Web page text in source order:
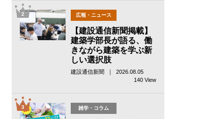
2 広報・ニュース
【建設通信新聞掲載】
建築学部長が語る、働
きながら建築を学ぶ新
しい選択肢
建設通信新聞 ｜ 2026.08.05
140 View
3 雑学・コラム